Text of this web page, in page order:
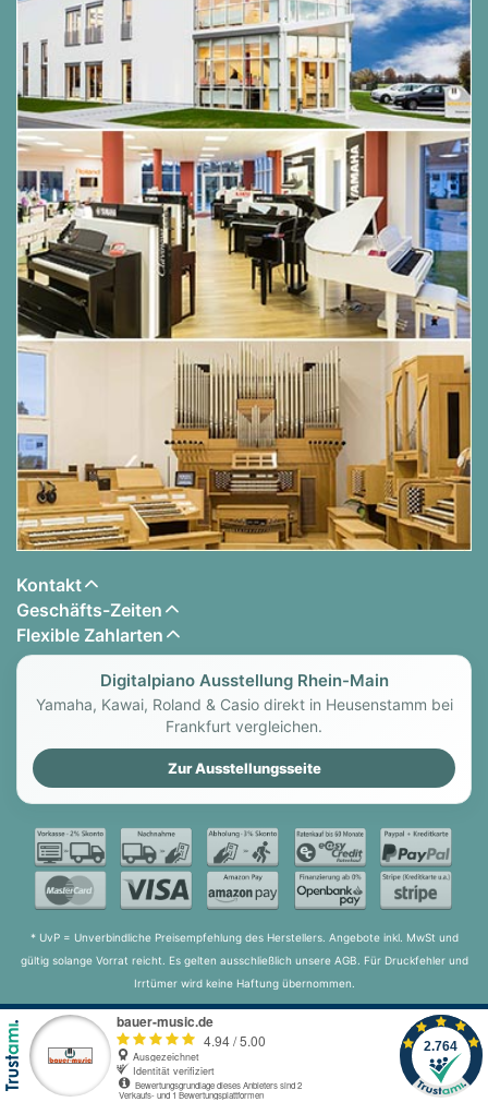
Kontakt
Geschäfts-Zeiten
Flexible Zahlarten
Digitalpiano Ausstellung Rhein-Main
Yamaha, Kawai, Roland & Casio direkt in Heusenstamm bei
Frankfurt vergleichen.
Zur Ausstellungsseite
* UvP = Unverbindliche Preisempfehlung des Herstellers. Angebote inkl. MwSt und
gültig solange Vorrat reicht. Es gelten ausschließlich unsere AGB. Für Druckfehler und
Irrtümer wird keine Haftung übernommen.